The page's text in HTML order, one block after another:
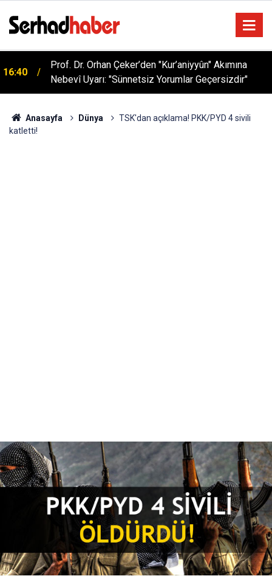
16:40
Prof. Dr. Orhan Çeker’den "Kur’aniyyûn" Akımına
Nebevî Uyarı: "Sünnetsiz Yorumlar Geçersizdir"
Anasayfa Dünya
TSK'dan açıklama! PKK/PYD 4 sivili
katletti!